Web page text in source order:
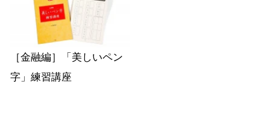
［金融編］「美しいペン
字」練習講座